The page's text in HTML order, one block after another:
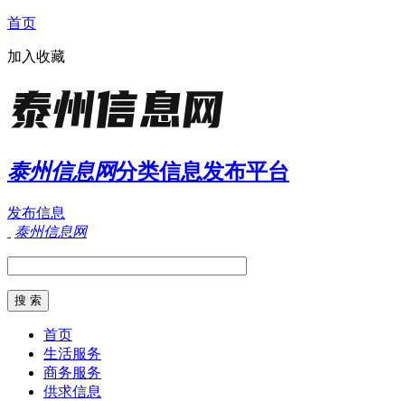
首页
加入收藏
泰州信息网分类信息发布平台
发布信息
泰州信息网
首页
生活服务
商务服务
供求信息